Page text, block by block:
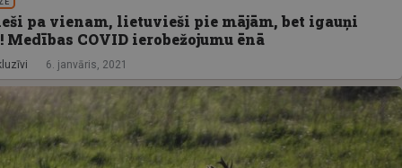
pa vienam, lietuvieši pie mājām, bet igauņi
Medības COVID ierobežojumu ēnā
6. janvāris, 2021